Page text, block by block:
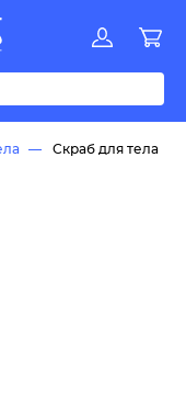
БВДЗИМОКЛНПРСТУФ
Скраб для тела